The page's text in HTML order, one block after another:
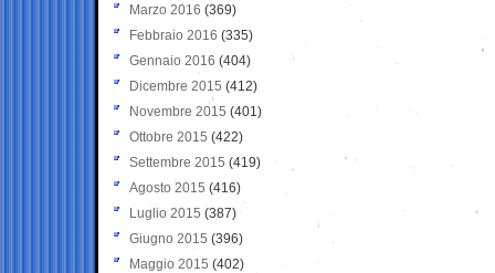
Marzo 2016 (369)
Febbraio 2016 (335)
Gennaio 2016 (404)
Dicembre 2015 (412)
Novembre 2015 (401)
Ottobre 2015 (422)
Settembre 2015 (419)
Agosto 2015 (416)
Luglio 2015 (387)
Giugno 2015 (396)
Maggio 2015 (402)